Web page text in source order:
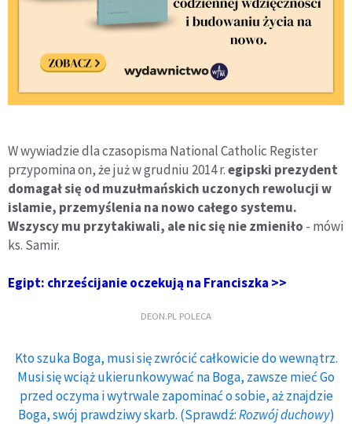
W wywiadzie dla czasopisma National Catholic Register
przypomina on, że już w grudniu 2014 r.egipski prezydent
domagał się od muzułmańskich uczonych rewolucji w
islamie, przemyślenia na nowo całego systemu.
Wszyscy mu przytakiwali, ale nic się nie zmieniło - mówi
ks. Samir.
Egipt: chrześcijanie oczekują na Franciszka >>
DEON.PL POLECA
Kto szuka Boga, musi się zwrócić całkowicie do wewnątrz.
Musi się wciąż ukierunkowywać na Boga, zawsze mieć Go
przed oczyma i wytrwale zapominać o sobie, aż znajdzie
Boga, swój prawdziwy skarb. (Sprawdź:Rozwój duchowy)